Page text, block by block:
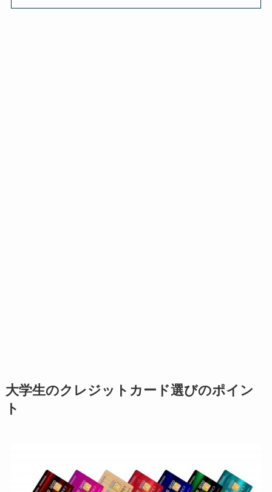
大学生のクレジットカード選びのポイン
ト